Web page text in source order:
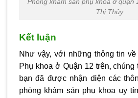
Thị Thủy
Kết luận
Như vậy, với những thông tin về
Phụ khoa ở Quận 12 trên, chúng
bạn đã được nhận diện các
phòng khám sản phụ khoa uy